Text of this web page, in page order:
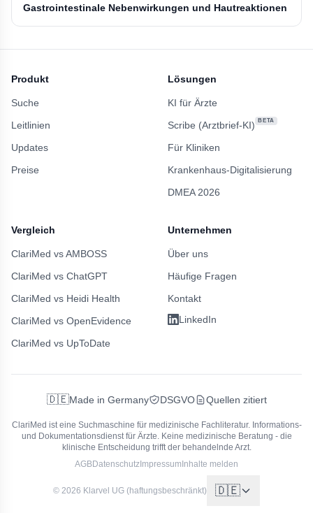
Gastrointestinale Nebenwirkungen und Hautreaktionen
Produkt
Suche
Leitlinien
Updates
Preise
Lösungen
KI für Ärzte
Scribe (Arztbrief-KI)
BETA
Für Kliniken
Krankenhaus-Digitalisierung
DMEA 2026
Vergleich
ClariMed vs AMBOSS
ClariMed vs ChatGPT
ClariMed vs Heidi Health
ClariMed vs OpenEvidence
ClariMed vs UpToDate
Unternehmen
Über uns
Häufige Fragen
Kontakt
LinkedIn
🇩🇪Made in Germany DSGVO Quellen zitiert
ClariMed ist eine Suchmaschine für medizinische Fachliteratur. Informations-
und Dokumentationsdienst für Ärzte. Keine medizinische Beratung - die
klinische Entscheidung trifft der behandelnde Arzt.
AGBDatenschutz Impressum Inhalte melden
© 2026 Klarvel UG (haftungsbeschränkt) 🇩🇪